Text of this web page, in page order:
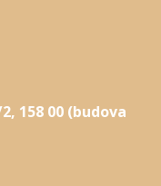
158 00 (budova